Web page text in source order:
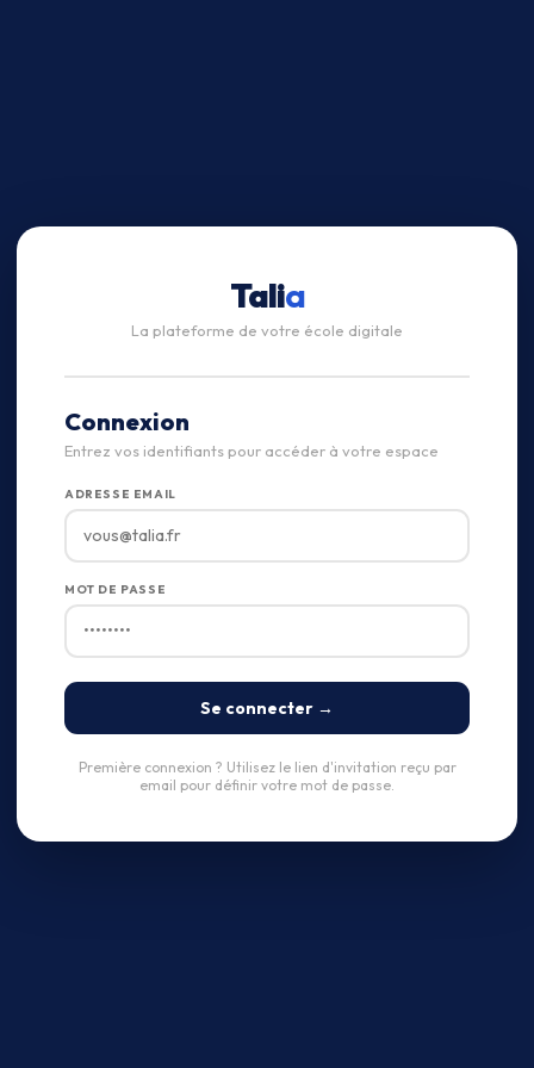
Talia
La plateforme de votre école digitale
Connexion
Entrez vos identifiants pour accéder à votre espace
ADRESSE EMAIL
MOT DE PASSE
Se connecter →
Première connexion ? Utilisez le lien d'invitation reçu par
email pour définir votre mot de passe.